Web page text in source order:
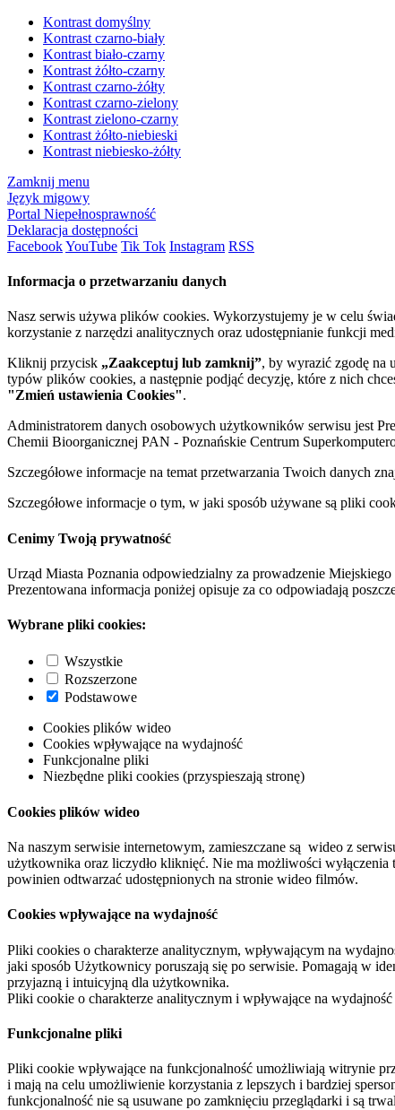
Kontrast domyślny
Kontrast czarno-biały
Kontrast biało-czarny
Kontrast żółto-czarny
Kontrast czarno-żółty
Kontrast czarno-zielony
Kontrast zielono-czarny
Kontrast żółto-niebieski
Kontrast niebiesko-żółty
Zamknij menu
Język migowy
Portal Niepełnosprawność
Deklaracja dostępności
FacebookYouTube Tik Tok Instagram RSS
Informacja o przetwarzaniu danych
Nasz serwis używa plików cookies. Wykorzystujemy je w celu
korzystanie z narzędzi analitycznych oraz udostępnianie funkcji
Kliknij przycisk „Zaakceptuj lub zamknij”, by wyrazić zgodę na
typów plików cookies, a następnie podjąć decyzję, które z nich
"Zmień ustawienia Cookies".
Administratorem danych osobowych użytkowników serwisu jest
Chemii Bioorganicznej PAN - Poznańskie Centrum
Szczegółowe informacje na temat przetwarzania Twoich danych
Szczegółowe informacje o tym, w jaki sposób używane są pliki
Cenimy Twoją prywatność
Urząd Miasta Poznania odpowiedzialny za prowadzenie
Prezentowana informacja poniżej opisuje za co odpowiadają
Wybrane pliki cookies:
Wszystkie
Rozszerzone
Podstawowe
Cookies plików wideo
Cookies wpływające na wydajność
Funkcjonalne pliki
Niezbędne pliki cookies (przyspieszają stronę)
Cookies plików wideo
Na naszym serwisie internetowym, zamieszczane są wideo z
użytkownika oraz liczydło kliknięć. Nie ma możliwości
powinien odtwarzać udostępnionych na stronie wideo filmów.
Cookies wpływające na wydajność
Pliki cookies o charakterze analitycznym, wpływającym na
jaki sposób Użytkownicy poruszają się po serwisie. Pomagają w
przyjazną i intuicyjną dla użytkownika.
Pliki cookie o charakterze analitycznym i wpływające na
Funkcjonalne pliki
Pliki cookie wpływające na funkcjonalność umożliwiają witrynie
i mają na celu umożliwienie korzystania z lepszych i bardziej
funkcjonalność nie są usuwane po zamknięciu przeglądarki i są